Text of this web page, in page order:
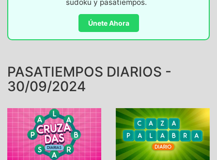
sudoku y pasatiempos.
Únete Ahora
PASATIEMPOS DIARIOS -
30/09/2024